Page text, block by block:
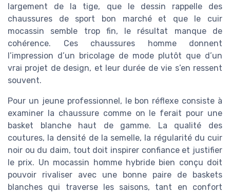
largement de la tige, que le dessin rappelle des
chaussures de sport bon marché et que le cuir
mocassin semble trop fin, le résultat manque de
cohérence. Ces chaussures homme donnent
l’impression d’un bricolage de mode plutôt que d’un
vrai projet de design, et leur durée de vie s’en ressent
souvent.
Pour un jeune professionnel, le bon réflexe consiste à
examiner la chaussure comme on le ferait pour une
basket blanche haut de gamme. La qualité des
coutures, la densité de la semelle, la régularité du cuir
noir ou du daim, tout doit inspirer confiance et justifier
le prix. Un mocassin homme hybride bien conçu doit
pouvoir rivaliser avec une bonne paire de baskets
blanches qui traverse les saisons, tant en confort